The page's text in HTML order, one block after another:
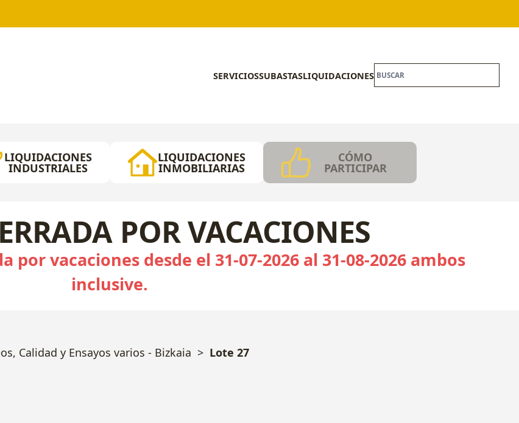
SERVICIOSSUBASTASLIQUIDACIONES
LIQUIDACIONES
INDUSTRIALES
LIQUIDACIONES
INMOBILIARIAS
CÓMO
PARTICIPAR
POR VACACIONES
vacaciones desde el 31-07-2026 al 31-08-2026 ambos
inclusive.
Calidad y Ensayos varios - Bizkaia Lote 27